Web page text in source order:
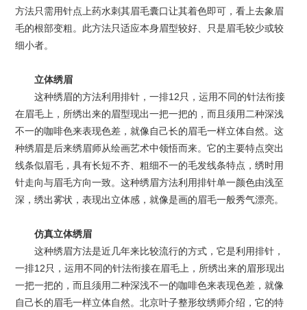
方法只需用针点上药水刺其眉毛囊口让其着色即可，看上去象眉
毛的根部变粗。此方法只适应本身眉型较好、只是眉毛较少或较
细小者。
立体绣眉
这种绣眉的方法利用排针，一排12只，运用不同的针法衔接
在眉毛上，所绣出来的眉型现出一把一把的，而且须用二种深浅
不一的咖啡色来表现色差，就像自己长的眉毛一样立体自然。这
种绣眉是后来绣眉师从绘画艺术中领悟而来。它的主要特点突出
线条似眉毛，具有长短不齐、粗细不一的毛发线条特点，绣时用
针走向与眉毛方向一致。这种绣眉方法利用排针单一颜色由浅至
深，绣出雾状，表现出立体感，就像是画的眉毛一般秀气漂亮。
仿真立体绣眉
这种绣眉方法是近几年来比较流行的方式，它是利用排针，
一排12只，运用不同的针法衔接在眉毛上，所绣出来的眉形现出
一把一把的，而且须用二种深浅不一的咖啡色来表现色差，就像
自己长的眉毛一样立体自然。北京叶子整形纹绣师介绍，它的特